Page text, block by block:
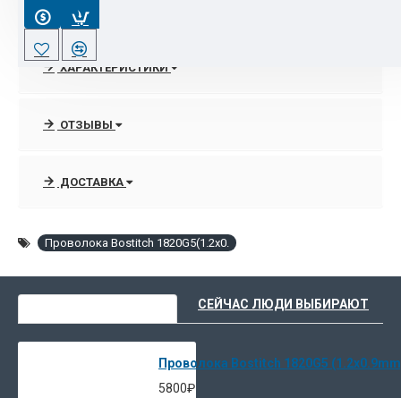
для швейной головки G5, прошивка до 200 листов для
проволокошвейных машин Bostitch M19/M27/M30
ХАРАКТЕРИСТИКИ
ОТЗЫВЫ
ДОСТАВКА
Проволока Bostitch 1820G5(1.2x0.
СЕЙЧАС ЛЮДИ ВЫБИРАЮТ
Проволока Bostitch 1820G5
5800₽